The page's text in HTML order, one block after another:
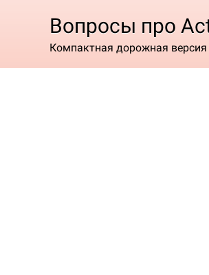
Вопросы про
Компактная дорожная версия